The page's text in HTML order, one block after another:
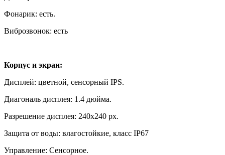
Фонарик: есть.
Виброзвонок: есть
Корпус и экран:
Дисплей: цветной, сенсорный IPS.
Диагональ дисплея: 1.4 дюйма.
Разрешение дисплея: 240x240 px.
Защита от воды: влагостойкие, класс IP67
Управление: Сенсорное.